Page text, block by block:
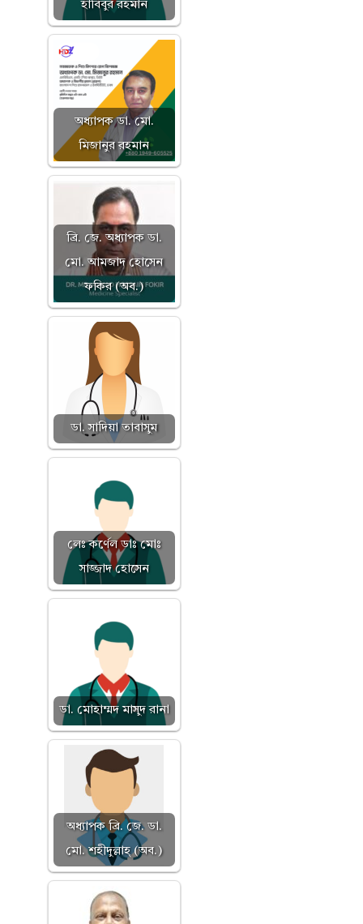
হাবিবুর রহমান
অধ্যাপক ডা. মো.
মিজানুর রহমান
ব্রি. জে. অধ্যাপক ডা.
মো. আমজাদ হোসেন
ফকির (অব.)
ডা. সাদিয়া তাবাসুম
লেঃ কর্ণেল ডাঃ মোঃ
সাজ্জাদ হোসেন
ডা. মোহাম্মদ মাসুদ রানা
অধ্যাপক ব্রি. জে. ডা.
মো. শহীদুল্লাহ্ (অব.)